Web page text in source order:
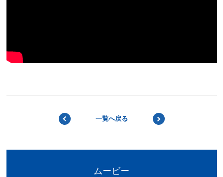
BACK 一覧へ戻る NEXT
ムービー